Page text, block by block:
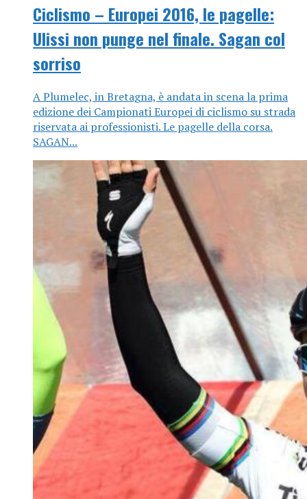
Ciclismo – Europei 2016, le pagelle:
Ulissi non punge nel finale. Sagan col
sorriso
A Plumelec, in Bretagna, è andata in scena la prima
edizione dei Campionati Europei di ciclismo su strada
riservata ai professionisti. Le pagelle della corsa.
SAGAN...